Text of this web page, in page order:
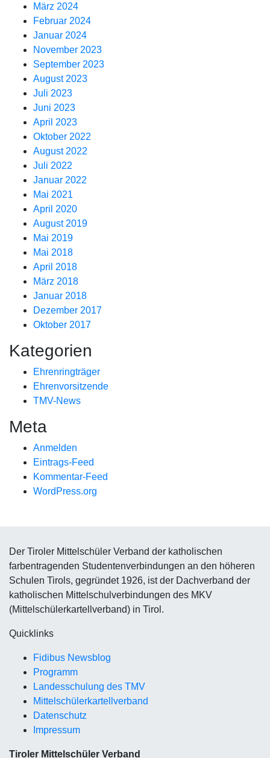
März 2024
Februar 2024
Januar 2024
November 2023
September 2023
August 2023
Juli 2023
Juni 2023
April 2023
Oktober 2022
August 2022
Juli 2022
Januar 2022
Mai 2021
April 2020
August 2019
Mai 2019
Mai 2018
April 2018
März 2018
Januar 2018
Dezember 2017
Oktober 2017
Kategorien
Ehrenringträger
Ehrenvorsitzende
TMV-News
Meta
Anmelden
Eintrags-Feed
Kommentar-Feed
WordPress.org
Der Tiroler Mittelschüler Verband der katholischen
farbentragenden Studentenverbindungen an den höheren
Schulen Tirols, gegründet 1926, ist der Dachverband der
katholischen Mittelschulverbindungen des MKV
(Mittelschülerkartellverband) in Tirol.
Quicklinks
Fidibus Newsblog
Programm
Landesschulung des TMV
Mittelschülerkartellverband
Datenschutz
Impressum
Tiroler Mittelschüler Verband